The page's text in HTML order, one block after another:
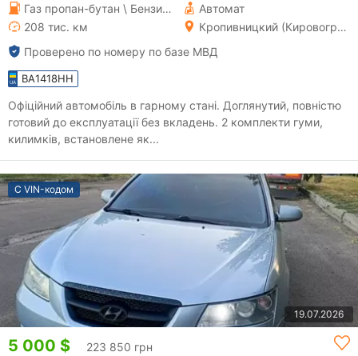
Газ пропан-бутан \ Бензин 2.36 л.
Автомат
208 тис. км
Кропивницкий (Кировоград)
Проверено по номеру по базе МВД
BA1418HH
Офіційний автомобіль в гарному стані. Доглянутий, повністю
готовий до експлуатації без вкладень. 2 комплекти гуми,
килимків, встановлене як...
С VIN-кодом
19.07.2026
5 000 $ 223 850 грн